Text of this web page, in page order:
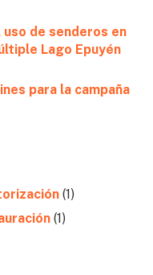
de senderos en
Lago Epuyén
para la campaña
(1)
(1)